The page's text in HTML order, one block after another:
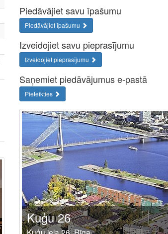
Piedāvājiet savu īpašumu
Piedāvājiet īpašumu
Izveidojiet savu pieprasījumu
Izveidojiet pieprasījumu
Saņemiet piedāvājumus e-pastā
Pieteikties
Kuģu 26